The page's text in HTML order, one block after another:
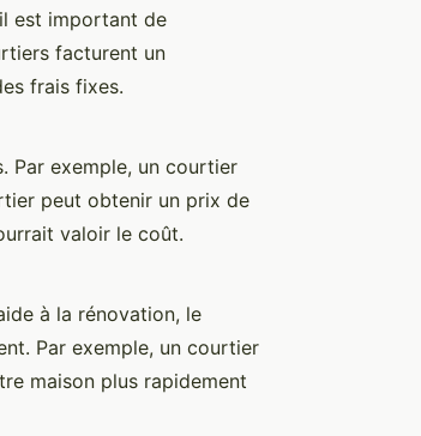
est important de
facturent un
frais fixes.
Par exemple, un courtier
peut obtenir un prix de
valoir le coût.
à la rénovation, le
Par exemple, un courtier
maison plus rapidement